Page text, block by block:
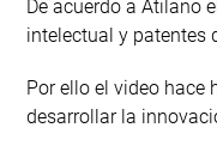
De acuerdo a Atilano
intelectual y patentes
Por ello el video hace
desarrollar la